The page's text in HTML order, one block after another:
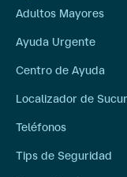
Adultos Mayores
Ayuda Urgente
Centro de Ayuda
Localizador de
Teléfonos
Tips de Seguridad